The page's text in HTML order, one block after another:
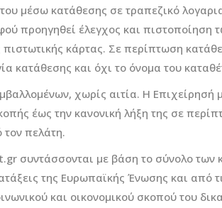
μέσω κατάθεσης σε τραπεζικό
προηγηθεί έλεγχος και πιστοποίηση
κάρτας. Σε περίπτωση
κατάθεσης και όχι το όνομα του
χωρίς αιτία. Η
έως την κανονική λήξη της σε
πελάτη.
συντάσσονται με βάση το σύνολο των
της Ευρωπαϊκής Ένωσης και από
και οικονομικού σκοπού του